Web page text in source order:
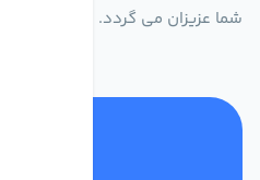
شما عزیزان می گردد.